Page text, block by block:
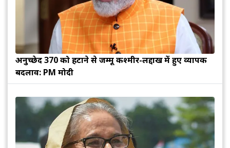
अनुच्छेद 370 को हटाने से जम्मू कश्मीर-लद्दाख में हुए व्यापक
बदलाव: PM मोदी